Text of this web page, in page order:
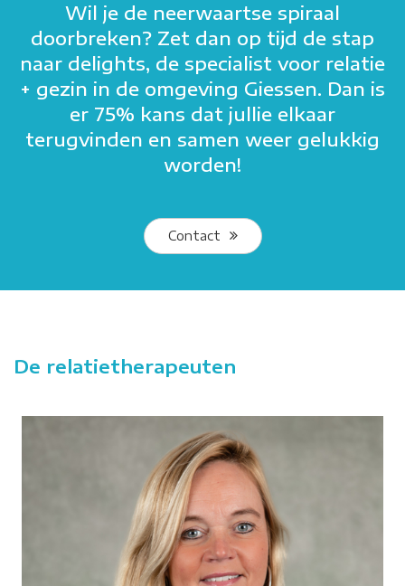
Wil je de neerwaartse spiraal
doorbreken? Zet dan op tijd de stap
naar delights, de specialist voor relatie
+ gezin in de omgeving Giessen. Dan is
er 75% kans dat jullie elkaar
terugvinden en samen weer gelukkig
worden!
Contact
De relatietherapeuten